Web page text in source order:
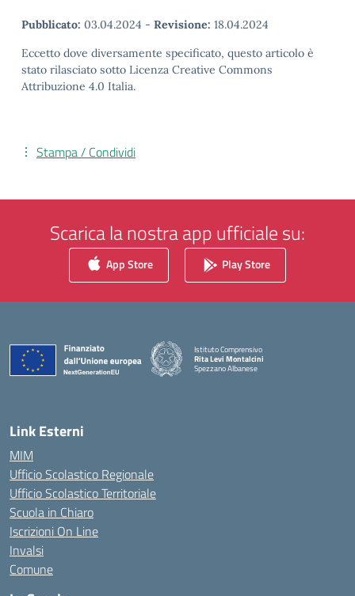
Pubblicato: 03.04.2024 - Revisione: 18.04.2024
Eccetto dove diversamente specificato, questo articolo è
stato rilasciato sotto Licenza Creative Commons
Attribuzione 4.0 Italia.
Stampa / Condividi
Scarica la nostra app ufficiale su:
App Store Play Store
Istituto Comprensivo
Rita Levi Montalcini
Spezzano Albanese
— Visita la pagina iniziale della scuola
Link Esterni
MIM
Ufficio Scolastico Regionale
Ufficio Scolastico Territoriale
Scuola in Chiaro
Iscrizioni On Line
Invalsi
Comune